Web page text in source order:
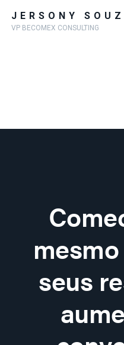
JERSONY
VP BECOMEX CONSULTING
seus